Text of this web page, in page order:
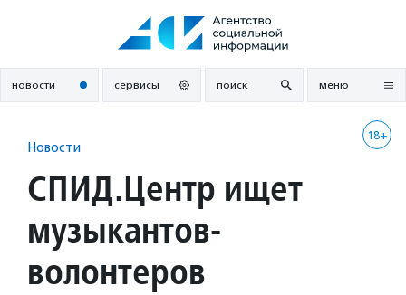
новости сервисы поиск меню
18+
Новости
СПИД.Центр ищет
музыкантов-
волонтеров